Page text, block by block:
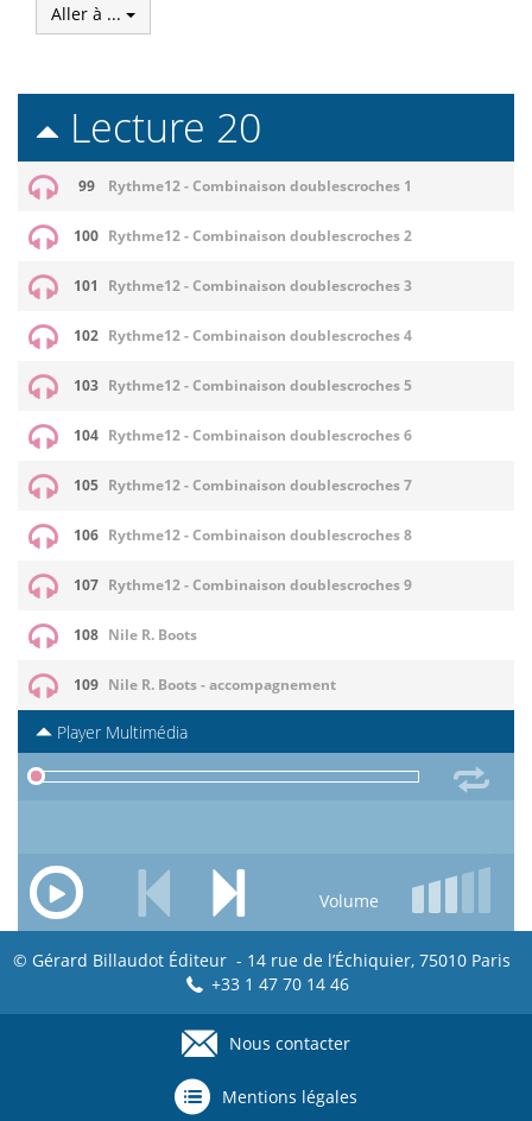
Aller à ...
Lecture 20
99 Rythme12 - Combinaison doublescroches 1
100 Rythme12 - Combinaison doublescroches 2
101 Rythme12 - Combinaison doublescroches 3
102 Rythme12 - Combinaison doublescroches 4
103 Rythme12 - Combinaison doublescroches 5
104 Rythme12 - Combinaison doublescroches 6
105 Rythme12 - Combinaison doublescroches 7
106 Rythme12 - Combinaison doublescroches 8
107 Rythme12 - Combinaison doublescroches 9
108 Nile R. Boots
109 Nile R. Boots - accompagnement
Player Multimédia
Volume
© Gérard Billaudot Éditeur - 14 rue de l’Échiquier, 75010 Paris
+33 1 47 70 14 46
Nous contacter
Mentions légales